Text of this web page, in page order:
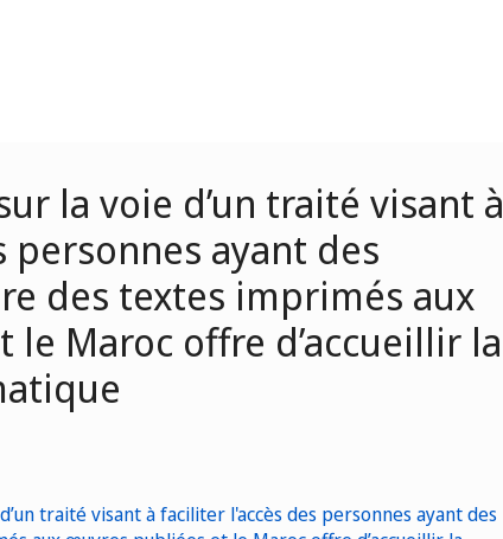
la voie d’un traité visant à
ayant des
des textes imprimés aux
Maroc offre d’accueillir la